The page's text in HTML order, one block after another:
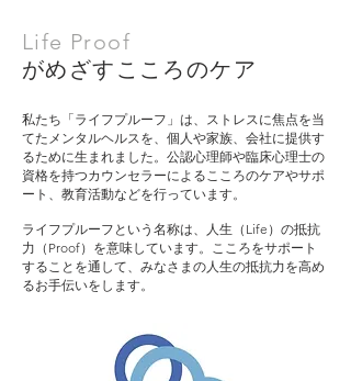
Life Proof
がめざすこころのケア
私たち「ライフプルーフ」は、ストレスに焦点を当
てたメンタルヘルスを、個人や家族、会社に提供す
るために生まれました。公認心理師や臨床心理士の
資格を持つカウンセラーによるこころのケアやサポ
ート、教育活動などを行っています。
ライフプルーフという名称は、人生（Life）の抵抗
力（Proof）を意味しています。こころをサポート
することを通して、みなさまの人生の抵抗力を高め
るお手伝いをします。